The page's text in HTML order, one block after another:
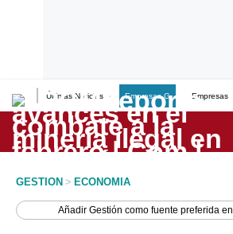
Últimas Noticias Empresas G Empresas
Lo último
Peru Quiosco
GESTION > ECONOMIA
AñadirGestión como fuente preferida en